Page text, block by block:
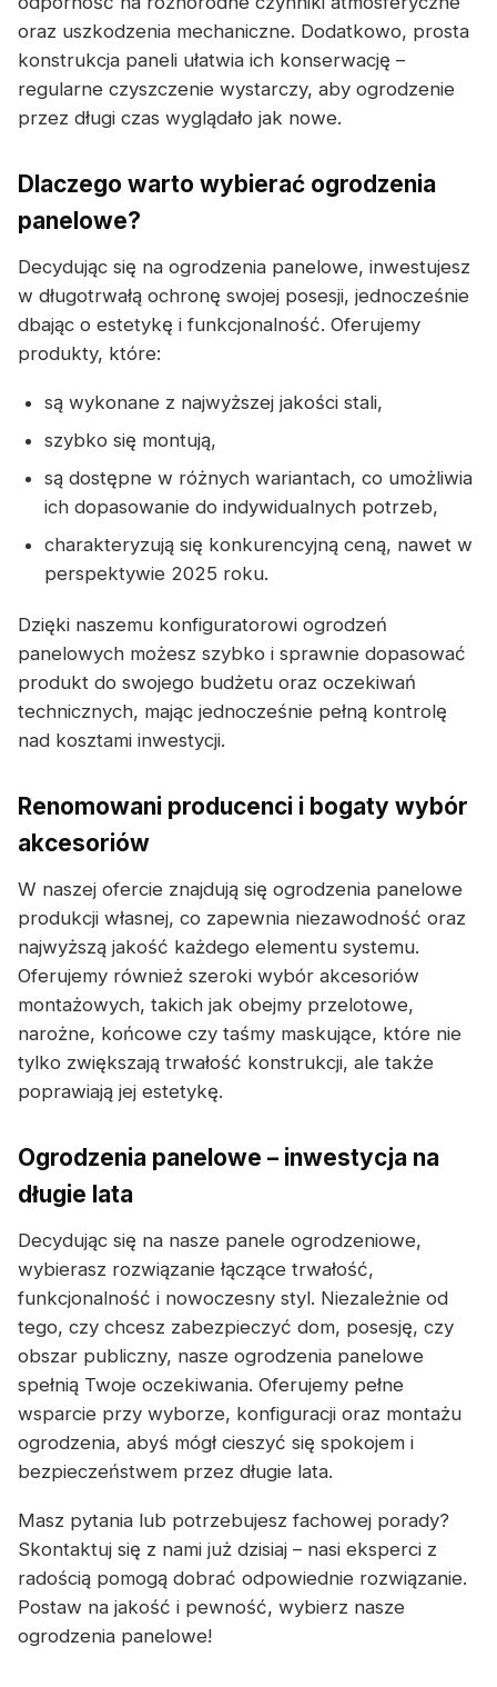
oraz uszkodzenia mechaniczne. Dodatkowo, prosta
konstrukcja paneli ułatwia ich konserwację –
regularne czyszczenie wystarczy, aby ogrodzenie
przez długi czas wyglądało jak nowe.
Dlaczego warto wybierać ogrodzenia
panelowe?
Decydując się na ogrodzenia panelowe, inwestujesz
w długotrwałą ochronę swojej posesji, jednocześnie
dbając o estetykę i funkcjonalność. Oferujemy
produkty, które:
są wykonane z najwyższej jakości stali,
szybko się montują,
są dostępne w różnych wariantach, co umożliwia
ich dopasowanie do indywidualnych potrzeb,
charakteryzują się konkurencyjną ceną, nawet w
perspektywie 2025 roku.
Dzięki naszemu konfiguratorowi ogrodzeń
panelowych możesz szybko i sprawnie dopasować
produkt do swojego budżetu oraz oczekiwań
technicznych, mając jednocześnie pełną kontrolę
nad kosztami inwestycji.
Renomowani producenci i bogaty wybór
akcesoriów
W naszej ofercie znajdują się ogrodzenia panelowe
produkcji własnej, co zapewnia niezawodność oraz
najwyższą jakość każdego elementu systemu.
Oferujemy również szeroki wybór akcesoriów
montażowych, takich jak obejmy przelotowe,
narożne, końcowe czy taśmy maskujące, które nie
tylko zwiększają trwałość konstrukcji, ale także
poprawiają jej estetykę.
Ogrodzenia panelowe – inwestycja na
długie lata
Decydując się na nasze panele ogrodzeniowe,
wybierasz rozwiązanie łączące trwałość,
funkcjonalność i nowoczesny styl. Niezależnie od
tego, czy chcesz zabezpieczyć dom, posesję, czy
obszar publiczny, nasze ogrodzenia panelowe
spełnią Twoje oczekiwania. Oferujemy pełne
wsparcie przy wyborze, konfiguracji oraz montażu
ogrodzenia, abyś mógł cieszyć się spokojem i
bezpieczeństwem przez długie lata.
Masz pytania lub potrzebujesz fachowej porady?
Skontaktuj się z nami już dzisiaj – nasi eksperci z
radością pomogą dobrać odpowiednie rozwiązanie.
Postaw na jakość i pewność, wybierz nasze
ogrodzenia panelowe!